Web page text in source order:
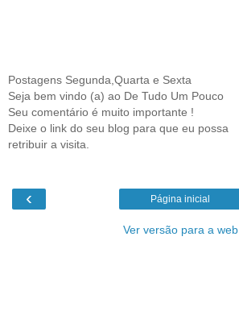
Postagens Segunda,Quarta e Sexta
Seja bem vindo (a) ao De Tudo Um Pouco
Seu comentário é muito importante !
Deixe o link do seu blog para que eu possa
retribuir a visita.
‹ Página inicial
Ver versão para a web